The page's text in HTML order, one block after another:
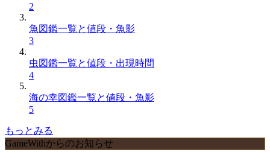
2
魚図鑑一覧と値段・魚影
3
虫図鑑一覧と値段・出現時間
4
海の幸図鑑一覧と値段・魚影
5
もっとみる
GameWithからのお知らせ